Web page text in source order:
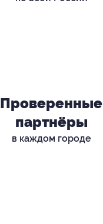
Проверенные
партнёры
в каждом городе